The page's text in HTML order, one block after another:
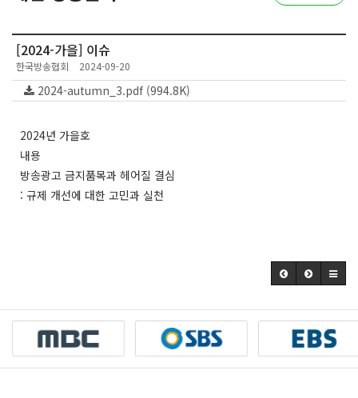
[2024-가을] 이슈
한국방송협회 2024-09-20
2024-autumn_3.pdf (994.8K)
2024년 가을호
내용
방송광고 금지품목과 헤어질 결심
: 규제 개선에 대한 고민과 실천